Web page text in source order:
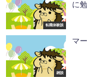
転職体験談
に
雑談
マ